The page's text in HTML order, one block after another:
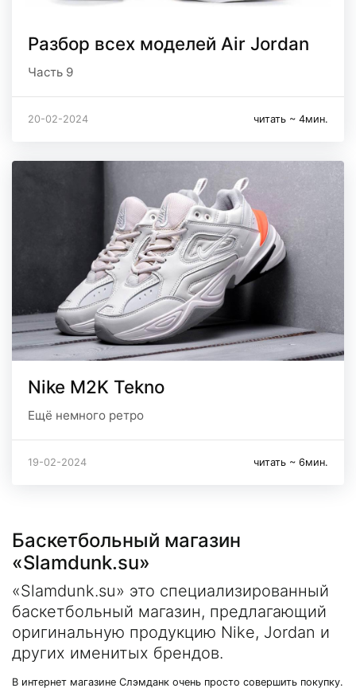
Разбор всех моделей Air Jordan
Часть 9
20-02-2024 читать ~ 4мин.
Nike M2K Tekno
Ещё немного ретро
19-02-2024 читать ~ 6мин.
Баскетбольный магазин
«Slamdunk.su»
«Slamdunk.su» это специализированный
баскетбольный магазин, предлагающий
оригинальную продукцию Nike, Jordan и
других именитых брендов.
В интернет магазине Слэмданк очень просто совершить покупку.